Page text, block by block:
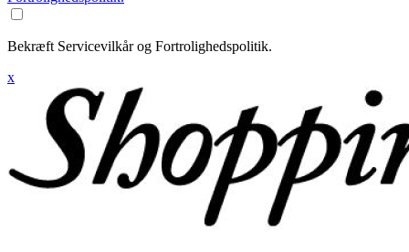
Bekræft Servicevilkår og Fortrolighedspolitik.
x